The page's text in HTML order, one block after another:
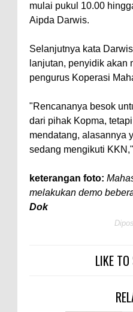
mulai pukul 10.00
Aipda Darwis.
Selanjutnya kata
lanjutan, penyidik akan
pengurus Koperasi
"Rencananya besok
dari pihak Kopma,
mendatang, alasannya
sedang mengikuti
keterangan foto:
melakukan demo
Dok
LIKE